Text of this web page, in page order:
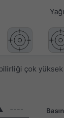
çok
----